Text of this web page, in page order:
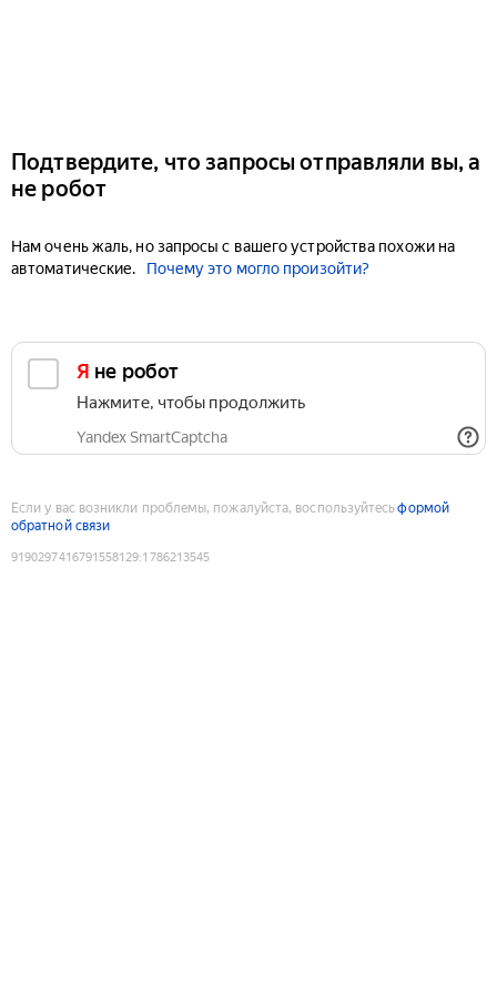
Подтвердите, что запросы отправляли вы, а
не робот
Нам очень жаль, но запросы с вашего устройства похожи на
автоматические.
Почему это могло произойти?
Я не робот
Нажмите, чтобы продолжить
Yandex SmartCaptcha
Если у вас возникли проблемы, пожалуйста, воспользуйтесьформой
обратной связи
9190297416791558129:1786213545